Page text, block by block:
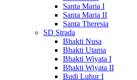
Santa Maria I
Santa Maria II
Santa Theresia
SD Strada
Bhakti Nusa
Bhakti Utama
Bhakti Wiyata I
Bhakti Wiyata II
Budi Luhur I